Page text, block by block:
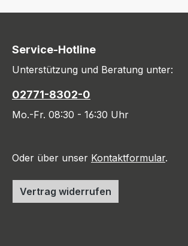
Service-Hotline
Unterstützung und Beratung unter:
02771-8302-0
Mo.-Fr. 08:30 - 16:30 Uhr
Oder über unser Kontaktformular.
Vertrag widerrufen